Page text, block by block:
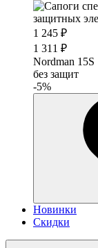
1 245 ₽
1 311 ₽
Nordman 15S
без защит
-5%
Новинки
Скидки